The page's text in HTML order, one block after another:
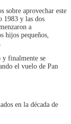
sobre aprovechar este
1983 y las dos
a
hijos pequeños,
y finalmente se
el vuelo de Pan
en la década de